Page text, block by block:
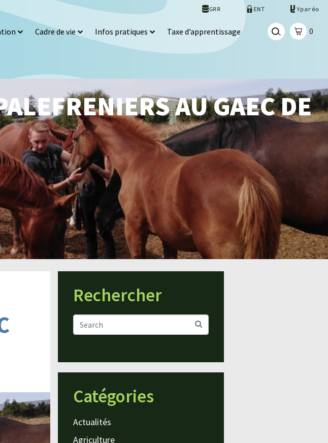
GRR ENT Yparéo
Cadre de vie Infos pratiques
Taxe d’apprentissage
0
AU GAEC DE
Rechercher
Catégories
Actualités
Agriculture